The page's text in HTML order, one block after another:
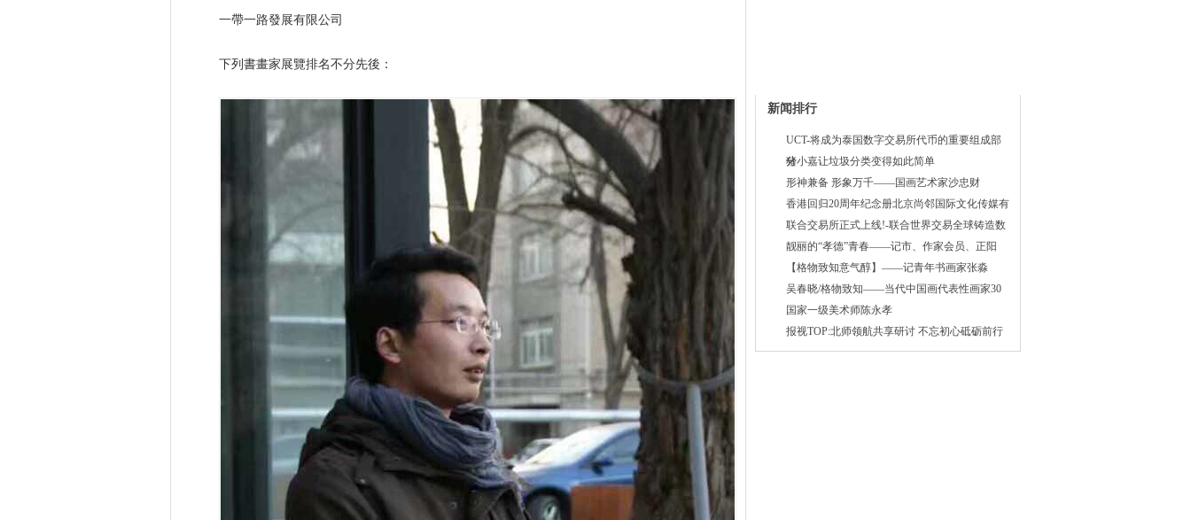
一帶一路發展有限公司
下列書畫家展覽排名不分先後：
新闻排行
UCT-将成为泰国数字交易所代币的重要组成部
分
猪小嘉让垃圾分类变得如此简单
形神兼备 形象万千——国画艺术家沙忠财
香港回归20周年纪念册北京尚邻国际文化传媒有
联合交易所正式上线!-联合世界交易全球铸造数
靓丽的“孝德”青春——记市、作家会员、正阳
【格物致知意气醇】——记青年书画家张淼
吴春晓/格物致知——当代中国画代表性画家30
国家一级美术师陈永孝
报视TOP:北师领航共享研讨 不忘初心砥砺前行